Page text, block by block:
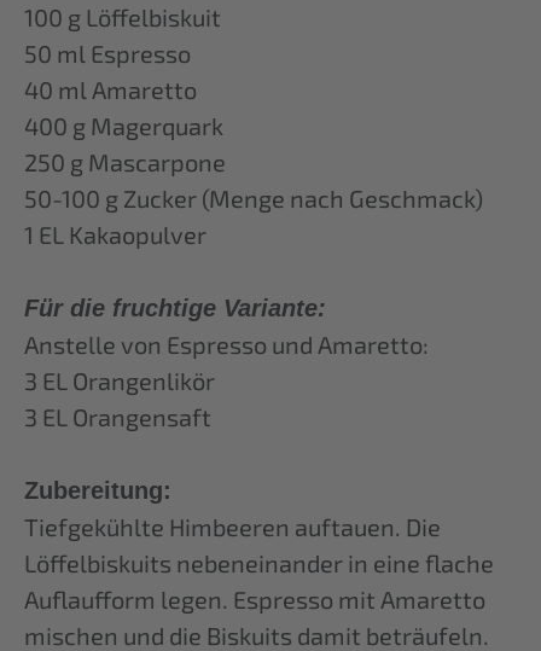
100 g Löffelbiskuit
50 ml Espresso
40 ml Amaretto
400 g Magerquark
250 g Mascarpone
50-100 g Zucker (Menge nach Geschmack)
1 EL Kakaopulver
Für die fruchtige Variante:
Anstelle von Espresso und Amaretto:
3 EL Orangenlikör
3 EL Orangensaft
Zubereitung:
Tiefgekühlte Himbeeren auftauen. Die
Löffelbiskuits nebeneinander in eine flache
Auflaufform legen. Espresso mit Amaretto
mischen und die Biskuits damit beträufeln.